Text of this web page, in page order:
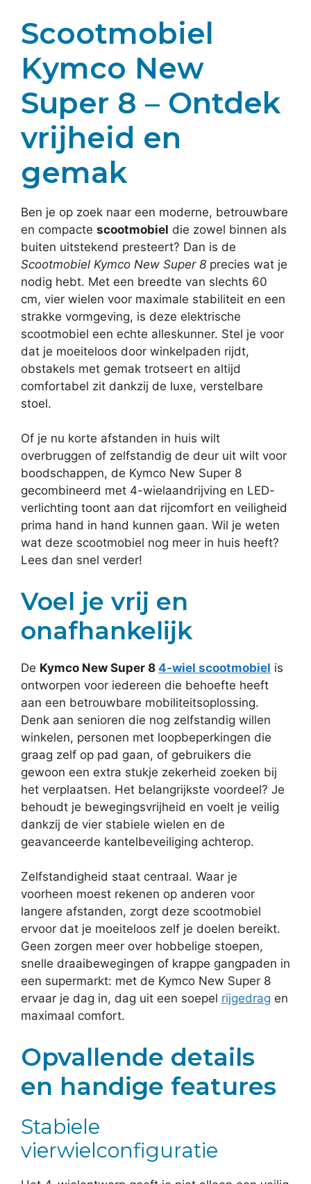
Scootmobiel
Kymco New
Super 8 – Ontdek
vrijheid en
gemak
Ben je op zoek naar een moderne, betrouwbare
en compacte scootmobiel die zowel binnen als
buiten uitstekend presteert? Dan is de
Scootmobiel Kymco New Super 8 precies wat je
nodig hebt. Met een breedte van slechts 60
cm, vier wielen voor maximale stabiliteit en een
strakke vormgeving, is deze elektrische
scootmobiel een echte alleskunner. Stel je voor
dat je moeiteloos door winkelpaden rijdt,
obstakels met gemak trotseert en altijd
comfortabel zit dankzij de luxe, verstelbare
stoel.
Of je nu korte afstanden in huis wilt
overbruggen of zelfstandig de deur uit wilt voor
boodschappen, de Kymco New Super 8
gecombineerd met 4-wielaandrijving en LED-
verlichting toont aan dat rijcomfort en veiligheid
prima hand in hand kunnen gaan. Wil je weten
wat deze scootmobiel nog meer in huis heeft?
Lees dan snel verder!
Voel je vrij en
onafhankelijk
De Kymco New Super 8 4-wiel scootmobiel is
ontworpen voor iedereen die behoefte heeft
aan een betrouwbare mobiliteitsoplossing.
Denk aan senioren die nog zelfstandig willen
winkelen, personen met loopbeperkingen die
graag zelf op pad gaan, of gebruikers die
gewoon een extra stukje zekerheid zoeken bij
het verplaatsen. Het belangrijkste voordeel? Je
behoudt je bewegingsvrijheid en voelt je veilig
dankzij de vier stabiele wielen en de
geavanceerde kantelbeveiliging achterop.
Zelfstandigheid staat centraal. Waar je
voorheen moest rekenen op anderen voor
langere afstanden, zorgt deze scootmobiel
ervoor dat je moeiteloos zelf je doelen bereikt.
Geen zorgen meer over hobbelige stoepen,
snelle draaibewegingen of krappe gangpaden in
een supermarkt: met de Kymco New Super 8
ervaar je dag in, dag uit een soepel rijgedrag en
maximaal comfort.
Opvallende details
en handige features
Stabiele
vierwielconfiguratie